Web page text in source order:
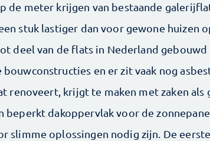
de meter krijgen van bestaande
stuk lastiger dan voor gewone huizen
deel van de flats in Nederland gebouwd
en er zit vaak nog
renoveert, krijgt te maken met zaken als
beperkt dakoppervlak voor de
slimme oplossingen nodig zijn. De